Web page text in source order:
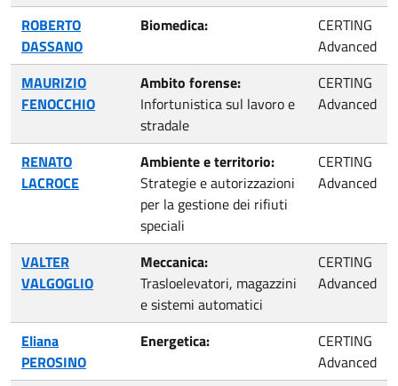
ROBERTO
DASSANO
Biomedica:
CERTING
Advanced
MAURIZIO
FENOCCHIO
Ambito forense:
Infortunistica sul lavoro e
stradale
CERTING
Advanced
RENATO
LACROCE
Ambiente e territorio:
Strategie e autorizzazioni
per la gestione dei rifiuti
speciali
CERTING
Advanced
VALTER
VALGOGLIO
Meccanica:
Trasloelevatori, magazzini
e sistemi automatici
CERTING
Advanced
Eliana
PEROSINO
Energetica:
CERTING
Advanced